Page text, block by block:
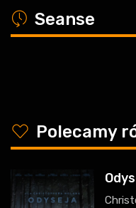
a Seanse
y Polecamy